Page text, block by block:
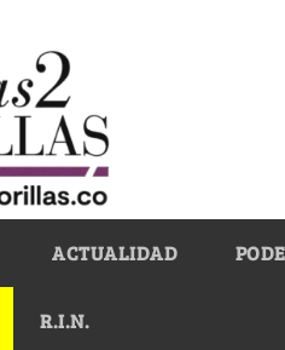
ACTUALIDAD
R.I.N.